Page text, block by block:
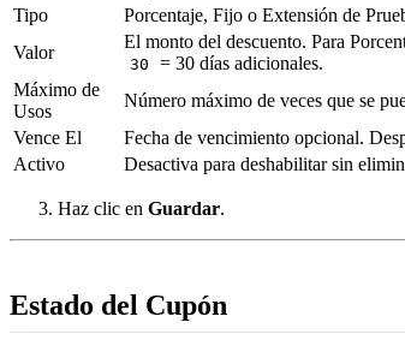
Tipo
Porcentaje, Fijo o Extensión de
Valor
El monto del descuento. Para
30
= 30 días adicionales.
Máximo de
Usos
Número máximo de veces que se
Vence El
Fecha de vencimiento opcional.
Activo
Desactiva para deshabilitar sin
Haz clic en Guardar.
Estado del Cupón